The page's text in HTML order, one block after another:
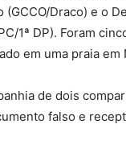
Draco) e o
1ª DP). Foram
em uma praia em
de dois
falso e